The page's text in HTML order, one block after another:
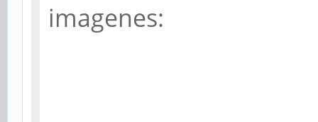
imagenes: